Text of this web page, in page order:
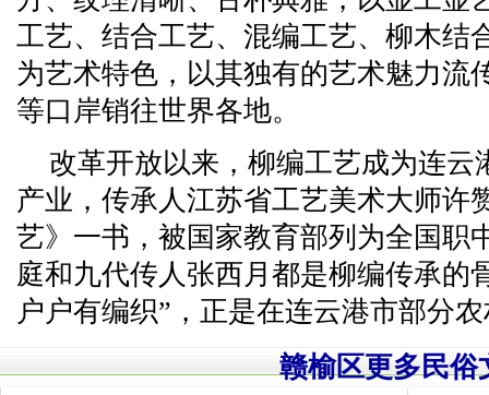
工艺、结合工艺、混编工艺、柳木结
为艺术特色，以其独有的艺术魅力流
等口岸销往世界各地。
改革开放以来，柳编工艺成为连云
产业，传承人江苏省工艺美术大师许
艺》一书，被国家教育部列为全国职
庭和九代传人张西月都是柳编传承的
户户有编织”，正是在连云港市部分
赣榆区更多民俗